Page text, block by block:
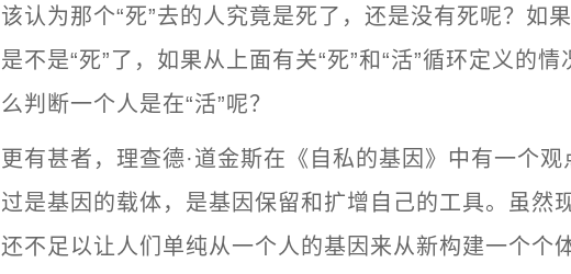
该认为那个“死”去的人究竟是死了，还是没有死呢？如
是不是“死”了，如果从上面有关“死”和“活”循环定义的
么判断一个人是在“活”呢？
更有甚者，理查德·道金斯在《自私的基因》中有一个
过是基因的载体，是基因保留和扩增自己的工具。虽然
还不足以让人们单纯从一个人的基因来从新构建一个个